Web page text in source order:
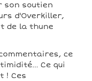
son soutien
d'Overkiller,
de la thune
ce
Ce qui
! Ces